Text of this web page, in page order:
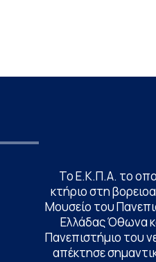
Το Ε.Κ.Π.Α. το
κτήριο στη
Μουσείο του
Ελλάδας Όθωνα
Πανεπιστήμιο του
απέκτησε